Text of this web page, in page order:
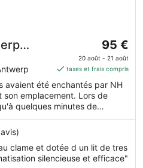
Le
prix
est
de 95 €
par
nuit
août.
95 €
20 août - 21 août
taxes et frais compris
avaient été enchantés par NH
emplacement. Lors de
quelques minutes de
Vous pourrez profiter
l'accès Wi-Fi à Internet
sans oublier un bar.
clame et dotée d un lit de tres
silencieuse et efficace"